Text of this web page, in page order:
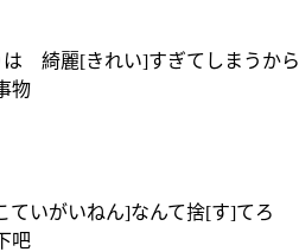
は 綺麗[きれい]すぎてしまうから
物
いがいねん]なんて捨[す]てろ
吧